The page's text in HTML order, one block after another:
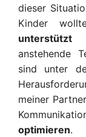
dieser
Kinder
unterstützt
anstehende
sind unter
meiner
optimieren.